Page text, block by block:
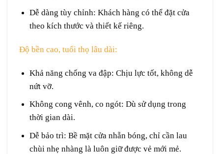
Dễ dàng tùy chỉnh: Khách hàng có thể đặt cửa
theo kích thước và thiết kế riêng.
Độ bền cao, tuổi thọ lâu dài:
Khả năng chống va đập: Chịu lực tốt, không dễ
nứt vỡ.
Không cong vênh, co ngót: Dù sử dụng trong
thời gian dài.
Dễ bảo trì: Bề mặt cửa nhẵn bóng, chỉ cần lau
chùi nhẹ nhàng là luôn giữ được vẻ mới mẻ.